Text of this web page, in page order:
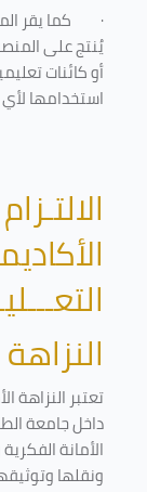
· كما يقر
يُنتج على
أو كائنات
استخدامها
تعتبر النزاهة
داخل جامعة
الأمانة
ونقلها